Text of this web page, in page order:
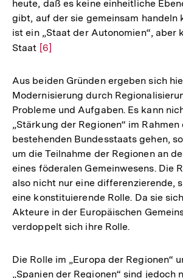
heute, daß es keine einheitliche
gibt, auf der sie gemeinsam handeln
ist ein „Staat der Autonomien“, aber
Staat Zur
der
Fußnote
[6]
Aus beiden Gründen ergeben sich
Modernisierung durch
Probleme und Aufgaben. Es kann
„Stärkung der Regionen“ im Rahmen
bestehenden Bundesstaats gehen,
um die Teilnahme der Regionen an
eines föderalen Gemeinwesens. Die
also nicht nur eine differenzierende,
eine konstituierende Rolle. Da sie
Akteure in der Europäischen
verdoppelt sich ihre Rolle.
Die Rolle im „Europa der Regionen“
„Spanien der Regionen“ sind jedoch